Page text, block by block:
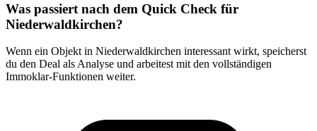
Was passiert nach dem Quick Check für
Niederwaldkirchen?
Wenn ein Objekt in Niederwaldkirchen interessant wirkt, speicherst
du den Deal als Analyse und arbeitest mit den vollständigen
Immoklar-Funktionen weiter.